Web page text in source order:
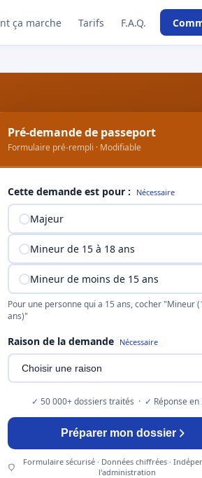
ça marche Tarifs F.A.Q.
Pré-demande de passeport
Formulaire pré-rempli · Modifiable
Cette demande est pour : Nécessaire
Majeur
Mineur de 15 à 18 ans
Mineur de moins de 15 ans
Pour une personne qui a 15 ans, cocher "Mineur
ans)"
Raison de la demande Nécessaire
✓ 50 000+ dossiers traités · ✓ Réponse en
Préparer mon dossier
Formulaire sécurisé · Données chiffrées ·
l'administration